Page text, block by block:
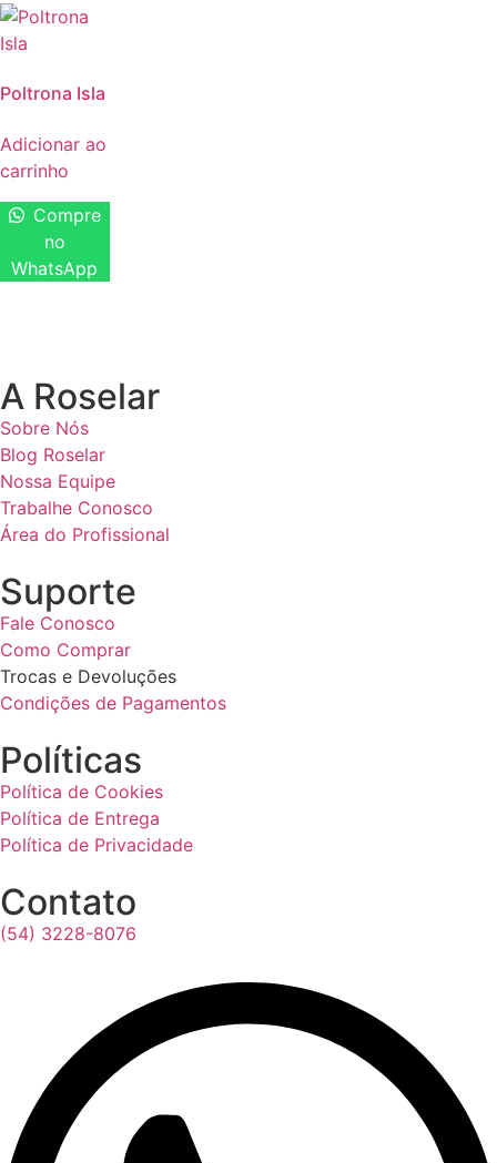
Poltrona Isla
Adicionar ao
carrinho
Compre
no
WhatsApp
A Roselar
Sobre Nós
Blog Roselar
Nossa Equipe
Trabalhe Conosco
Área do Profissional
Suporte
Fale Conosco
Como Comprar
Trocas e Devoluções
Condições de Pagamentos
Políticas
Política de Cookies
Política de Entrega
Política de Privacidade
Contato
(54) 3228-8076